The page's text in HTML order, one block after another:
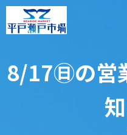
8/17㊐の営